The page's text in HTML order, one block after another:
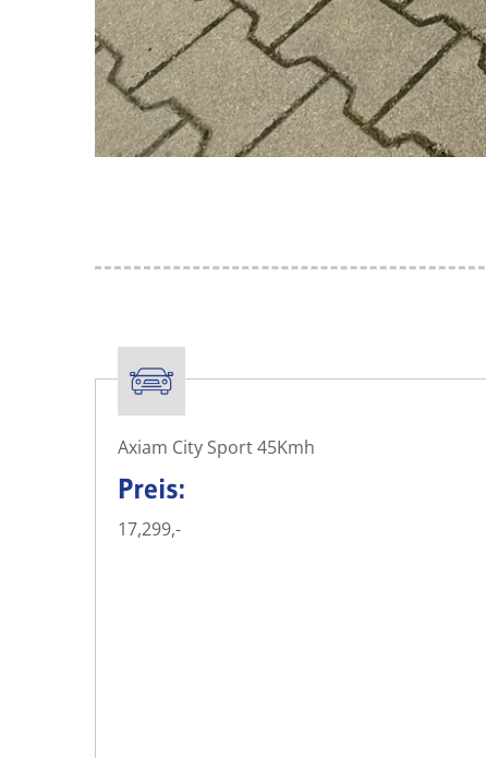
Axiam City Sport 45Kmh
Preis:
17,299,-